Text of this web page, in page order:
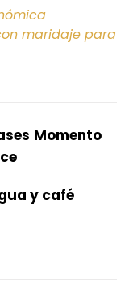
con maridaje para
Momento
y café